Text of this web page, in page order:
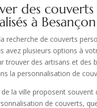
des couverts
à Besançon
recherche de couverts
avez plusieurs options à
trouver des artisans et des
la personnalisation de
la ville proposent souvent
de couverts,